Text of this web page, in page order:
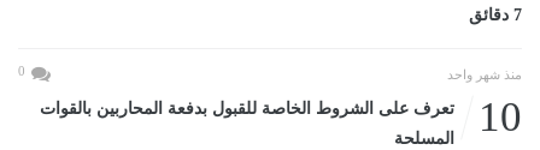
7 دقائق
منذ شهر واحد 0
10
تعرف على الشروط الخاصة للقبول بدفعة المحاربين بالقوات
المسلحة